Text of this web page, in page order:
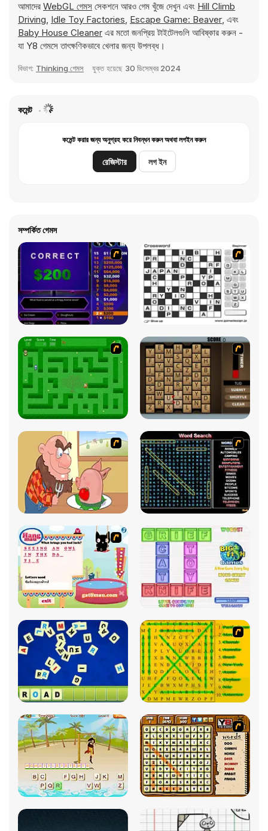
আমাদের WebGL গেমস সেকশনে আরও গেম খুঁজে দেখুন এবং Hill Climb
Driving, Idle Toy Factories, Escape Game: Beaver, এবং
Baby House Cleaner এর মতো জনপ্রিয় টাইটেলগুলি আবিষ্কার করুন -
যা Y8 গেমসে তাৎক্ষণিকভাবে খেলার জন্য উপলব্ধ।
বিভাগ: Thinking গেমস যুক্ত হয়েছে 30 ডিসেম্বর 2024
কমেন্ট
কমেন্ট করার জন্য অনুগ্রহ করে নিবন্ধন করুন অথবা লগইন করুন
রেজিস্টার লগ ইন
সম্পর্কিত গেমস